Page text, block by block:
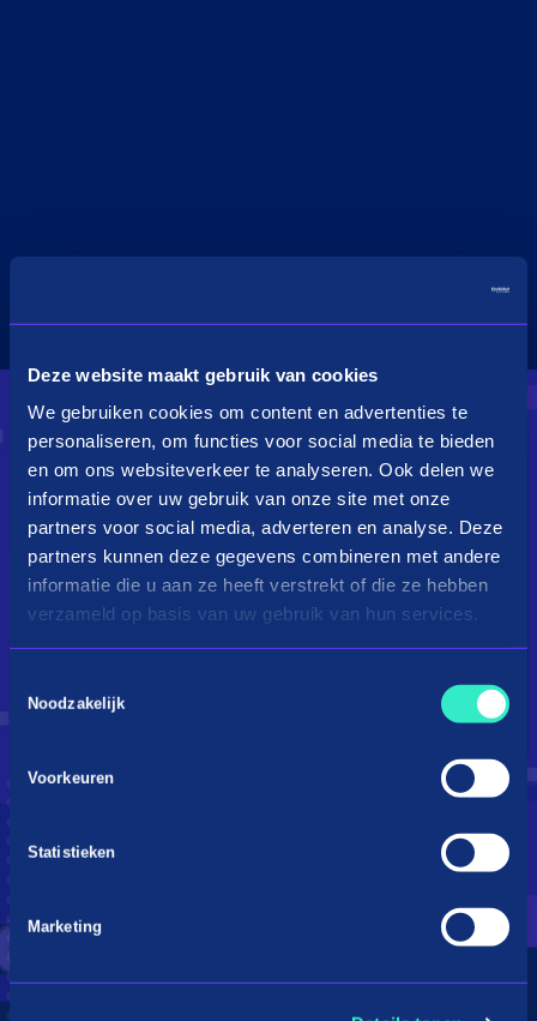
Deze website maakt gebruik van cookies
We gebruiken cookies om content en advertenties te
personaliseren, om functies voor social media te bieden
en om ons websiteverkeer te analyseren. Ook delen we
informatie over uw gebruik van onze site met onze
partners voor social media, adverteren en analyse. Deze
partners kunnen deze gegevens combineren met andere
informatie die u aan ze heeft verstrekt of die ze hebben
verzameld op basis van uw gebruik van hun services.
Noodzakelijk
Voorkeuren
Statistieken
Marketing
Droom je van een kingsize